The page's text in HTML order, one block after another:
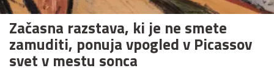
Začasna razstava, ki je ne smete
zamuditi, ponuja vpogled v Picassov
svet v mestu sonca